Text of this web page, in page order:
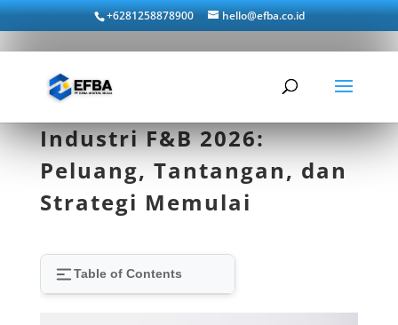
+6281258878900 hello@efba.co.id
Industri F&B 2026:
Peluang, Tantangan, dan
Strategi Memulai
Table of Contents